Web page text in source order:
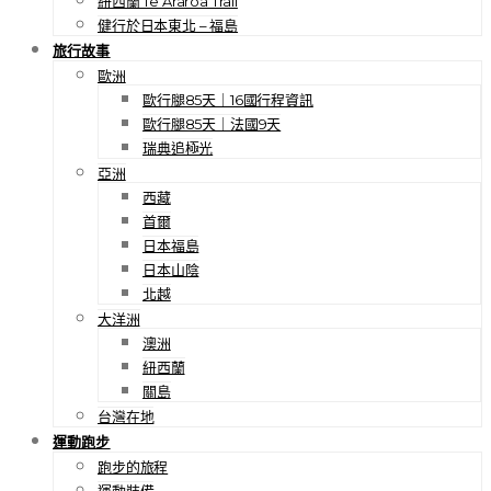
健行於日本東北 – 福島
旅行故事
歐洲
歐行腿85天｜16國行程資訊
歐行腿85天｜法國9天
瑞典追極光
亞洲
西藏
首爾
日本福島
日本山陰
北越
大洋洲
澳洲
紐西蘭
關島
台灣在地
運動跑步
跑步的旅程